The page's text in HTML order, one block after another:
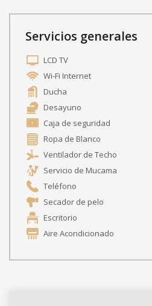
Servicios generales
LCD TV
Wi-Fi Internet
Ducha
Desayuno
Caja de seguridad
Ropa de Blanco
Ventilador de Techo
Servicio de Mucama
Teléfono
Secador de pelo
Escritorio
Aire Acondicionado